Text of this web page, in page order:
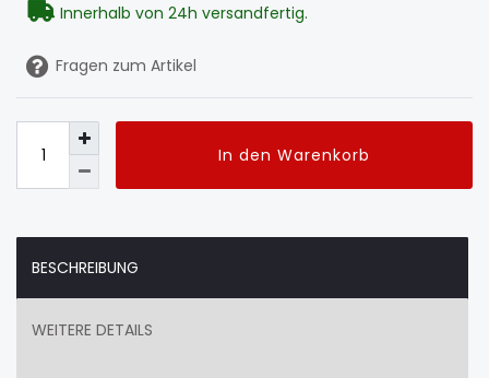
Innerhalb von 24h versandfertig.
Fragen zum Artikel
In den Warenkorb
BESCHREIBUNG
WEITERE DETAILS